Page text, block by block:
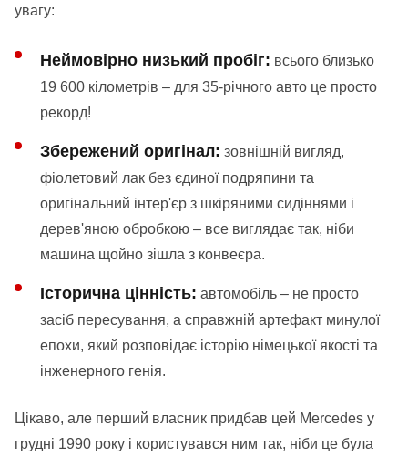
увагу:
Неймовірно низький пробіг: всього близько
19 600 кілометрів – для 35-річного авто це просто
рекорд!
Збережений оригінал: зовнішній вигляд,
фіолетовий лак без єдиної подряпини та
оригінальний інтер'єр з шкіряними сидіннями і
дерев'яною обробкою – все виглядає так, ніби
машина щойно зішла з конвеєра.
Історична цінність: автомобіль – не просто
засіб пересування, а справжній артефакт минулої
епохи, який розповідає історію німецької якості та
інженерного генія.
Цікаво, але перший власник придбав цей Mercedes у
грудні 1990 року і користувався ним так, ніби це була